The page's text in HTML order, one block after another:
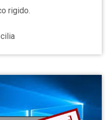
rigido.